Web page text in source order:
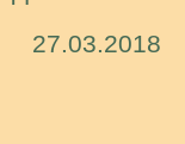
27.03.2018